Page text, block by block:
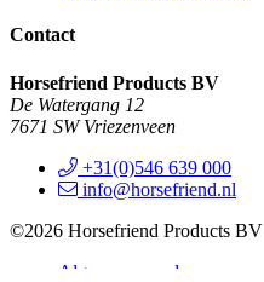
Contact
Horsefriend Products BV
De Watergang 12
7671 SW Vriezenveen
+31(0)546 639 000
info@horsefriend.nl
©2026 Horsefriend Products BV
Alg. voorwaarden